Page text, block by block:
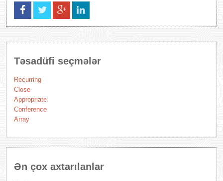
Təsadüfi seçmələr
Recurring
Close
Appropriate
Conference
Array
Ən çox axtarılanlar